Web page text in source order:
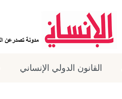
القانون الدولي الإنساني